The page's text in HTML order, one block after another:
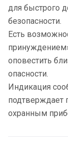
для быстрого
безопасности.
Есть
оповестить
опасности.
Индикация
подтверждает
охранным